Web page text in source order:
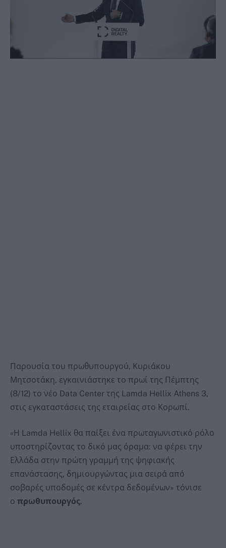
Παρουσία του πρωθυπουργού, Κυριάκου
Μητσοτάκη, εγκαινιάστηκε το πρωί της Πέμπτης
(8/12) το νέο Data Center της Lamda Hellix Athens 3,
στις εγκαταστάσεις της εταιρείας στο Κορωπί.
«Η Lamda Hellix θα παίξει ένα πρωταγωνιστικό ρόλο
υποστηρίζοντας το δικό μας όραμα: να φέρει την
Ελλάδα στην πρώτη γραμμή της ψηφιακής
επανάστασης, δημιουργώντας μια σειρά από
σοβαρές υποδομές σε κέντρα δεδομένων» τόνισε
ο πρωθυπουργός.